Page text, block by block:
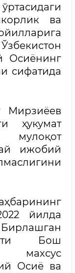
ва
Осиёнинг
сифатида
Мирзиёев
ҳукумат
ижобий
йилда
Бош
махсус
Осиё ва